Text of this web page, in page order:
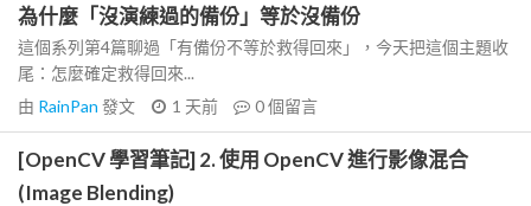
為什麼「沒演練過的備份」等於沒備份
這個系列第4篇聊過「有備份不等於救得回來」，今天把這個主題收
尾：怎麼確定救得回來...
由 RainPan 發文 1 天前 0個留言
[OpenCV 學習筆記] 2. 使用 OpenCV 進行影像混合
(Image Blending)